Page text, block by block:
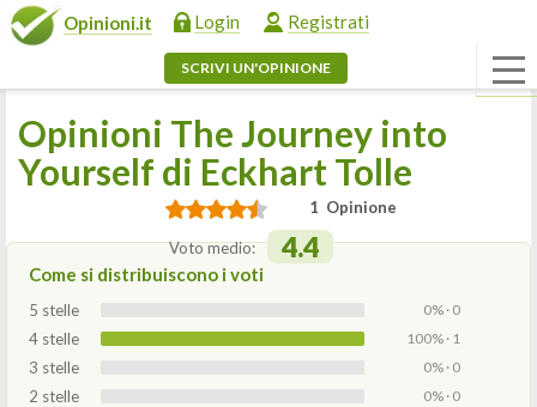
Opinioni.it Login Registrati
SCRIVI UN'OPINIONE
Opinioni The Journey into
Yourself di Eckhart Tolle
1 Opinione
Voto medio: 4.4
Come si distribuiscono i voti
5 stelle 0% · 0
4 stelle 100% · 1
3 stelle 0% · 0
2 stelle 0% · 0